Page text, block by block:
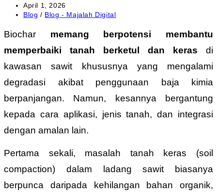
Post
published:
April 1, 2026
Post
Blog / Blog - Majalah Digital
Biochar memang berpotensi membantu
memperbaiki tanah berketul dan keras di
kawasan sawit khususnya yang mengalami
degradasi akibat penggunaan baja kimia
berpanjangan. Namun, kesannya bergantung
kepada cara aplikasi, jenis tanah, dan integrasi
dengan amalan lain.
Pertama sekali, masalah tanah keras (soil
compaction) dalam ladang sawit biasanya
berpunca daripada kehilangan bahan organik,